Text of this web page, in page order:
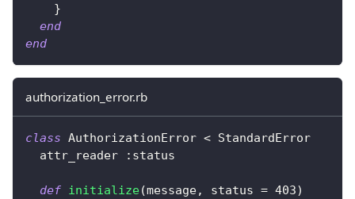
}
end
end
authorization_error.rb
class AuthorizationError < StandardError
  attr_reader
:status
def initialize(message, status = 403)